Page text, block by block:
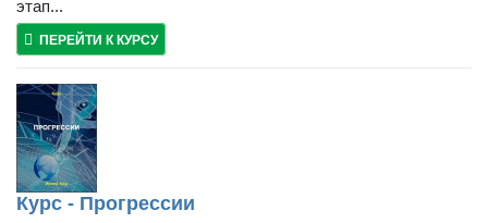
этап...
ПЕРЕЙТИ К КУРСУ
Курс - Прогрессии